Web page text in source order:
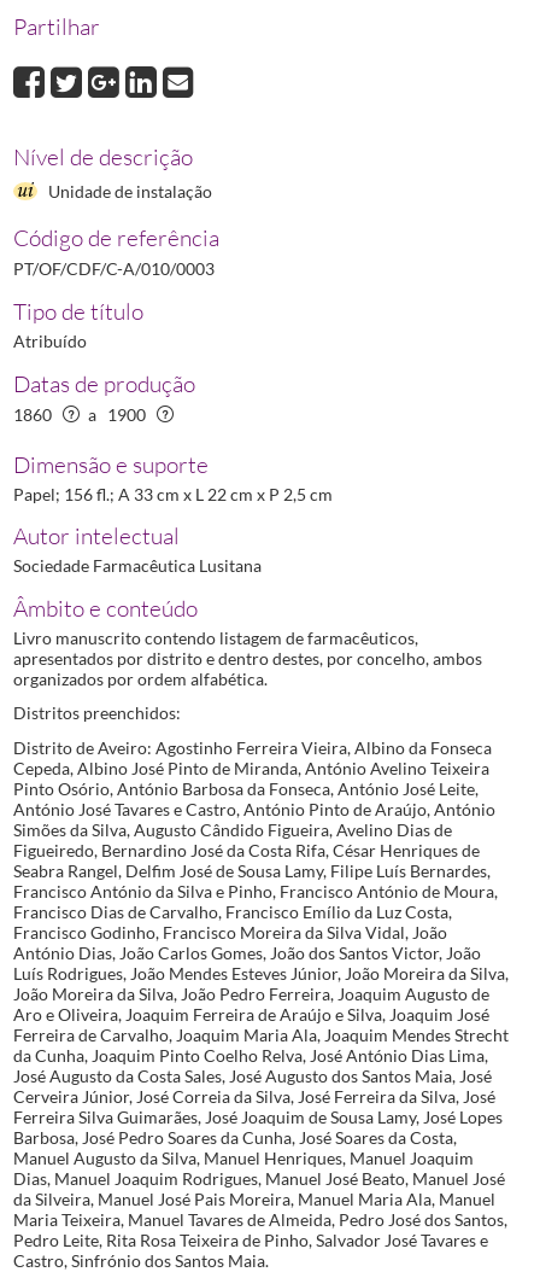
Partilhar
Nível de descrição
Unidade de instalação
Código de referência
PT/OF/CDF/C-A/010/0003
Tipo de título
Atribuído
Datas de produção
1860 a 1900
Dimensão e suporte
Papel; 156 fl.; A 33 cm x L 22 cm x P 2,5 cm
Autor intelectual
Sociedade Farmacêutica Lusitana
Âmbito e conteúdo
Livro manuscrito contendo listagem de farmacêuticos,
apresentados por distrito e dentro destes, por concelho, ambos
organizados por ordem alfabética.
Distritos preenchidos:
Distrito de Aveiro: Agostinho Ferreira Vieira, Albino da Fonseca
Cepeda, Albino José Pinto de Miranda, António Avelino Teixeira
Pinto Osório, António Barbosa da Fonseca, António José Leite,
António José Tavares e Castro, António Pinto de Araújo, António
Simões da Silva, Augusto Cândido Figueira, Avelino Dias de
Figueiredo, Bernardino José da Costa Rifa, César Henriques de
Seabra Rangel, Delfim José de Sousa Lamy, Filipe Luís Bernardes,
Francisco António da Silva e Pinho, Francisco António de Moura,
Francisco Dias de Carvalho, Francisco Emílio da Luz Costa,
Francisco Godinho, Francisco Moreira da Silva Vidal, João
António Dias, João Carlos Gomes, João dos Santos Victor, João
Luís Rodrigues, João Mendes Esteves Júnior, João Moreira da Silva,
João Moreira da Silva, João Pedro Ferreira, Joaquim Augusto de
Aro e Oliveira, Joaquim Ferreira de Araújo e Silva, Joaquim José
Ferreira de Carvalho, Joaquim Maria Ala, Joaquim Mendes Strecht
da Cunha, Joaquim Pinto Coelho Relva, José António Dias Lima,
José Augusto da Costa Sales, José Augusto dos Santos Maia, José
Cerveira Júnior, José Correia da Silva, José Ferreira da Silva, José
Ferreira Silva Guimarães, José Joaquim de Sousa Lamy, José Lopes
Barbosa, José Pedro Soares da Cunha, José Soares da Costa,
Manuel Augusto da Silva, Manuel Henriques, Manuel Joaquim
Dias, Manuel Joaquim Rodrigues, Manuel José Beato, Manuel José
da Silveira, Manuel José Pais Moreira, Manuel Maria Ala, Manuel
Maria Teixeira, Manuel Tavares de Almeida, Pedro José dos Santos,
Pedro Leite, Rita Rosa Teixeira de Pinho, Salvador José Tavares e
Castro, Sinfrónio dos Santos Maia.